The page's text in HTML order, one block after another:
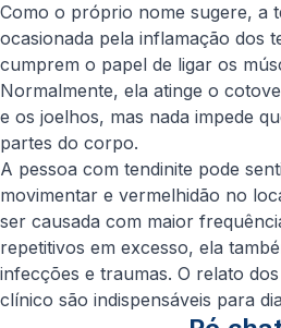
Como o próprio nome sugere, a
ocasionada pela inflamação dos
cumprem o papel de ligar os
Normalmente, ela atinge o
e os joelhos, mas nada impede
partes do corpo.
A pessoa com tendinite pode
movimentar e vermelhidão no
ser causada com maior
repetitivos em excesso, ela
infecções e traumas. O relato
clínico são indispensáveis para